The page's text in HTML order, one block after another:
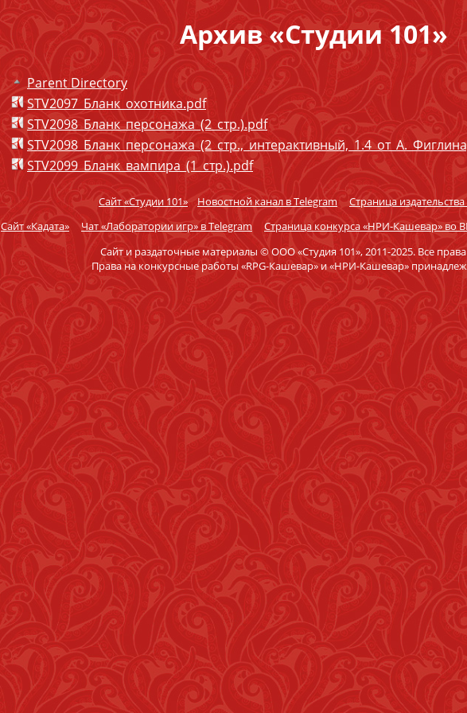
Архив «Студии 101»
Parent Directory
STV2097_Бланк_охотника.pdf
STV2098_Бланк_персонажа_(2_стр.).pdf
STV2099_Бланк_вампира_(1_стр.).pdf
Сайт «Студии 101» Новостной канал в Telegram
Страница
Сайт «Кадата»
Чат «Лаборатории игр» в Telegram Страница конкурса «НРИ-Кашевар» во
Сайт и раздаточные материалы © ООО «Студия 101», 2011-2025. Все
Права на конкурсные работы «RPG-Кашевар» и «НРИ-Кашевар»